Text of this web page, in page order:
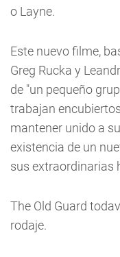
o Layne.
Este nuevo filme,
Greg Rucka y
de "un pequeño
trabajan
mantener unido a
existencia de un
sus extraordinarias
The Old Guard
rodaje.